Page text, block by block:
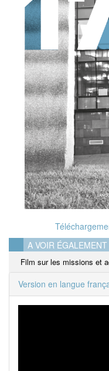
A VOIR ÉGALEMENT
Film sur les missions et
Version en langue